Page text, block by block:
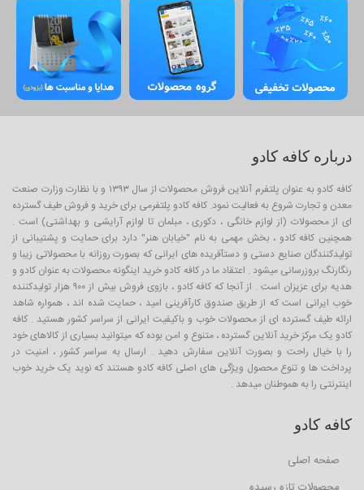
درباره کافه کادو
کافه کادو به عنوان پلتفرم آنلاین فروش محصولات از سال ۱۳۹۳ و با نظارت وزارت صنعت
معدن و تجارت شروع به فعالیت نمود. کافه کادو پلتفرمی برای خرید و فروش طیف گسترده
ای از محصولات (از لوازم خانگی ، دکوری ، مبلمان تا لوازم آرایشی و بهداشتی) است .
همچنین کافه کادو ، بخش مهمی به نام "خیابان هنر" دارد برای حمایت و پشتیبانی از
تولیدکنندگان صنایع دستی و دستآفریده های ایرانی که بصورت روزانه با محصولاتی زیبا و
رنگارنگ بروزرسانی میشود . اعتقاد ما در کافه کادو خرید اینگونه محصولات به عنوان کادو و
هدیه برای عزیزان است . از آنجا که کافه کادو ، بازوی فروش بیش از ۹۰۰ هزار تولیدکننده
خوب ایرانی است که از طریق صندوق کارآفرینی امید ، حمایت شده اند ، همواره شاهد
ارائه طیف گسترده ای از محصولات خوب و باکیفیت ایرانی از سراسر کشور هستید . کافه
کادو یک مرکز خرید آنلاین گسترده ، متنوع و امن بوده که میتوانید بسیاری از کالاهای خود
را با خیال راحت و بصورت آنلاین سفارش دهید . ارسال به سراسر کشور ، امنیت در
پرداخت ها و تنوع محصول ویژگی های اصلی کافه کادو هستند که نوید یک خرید خوب
اینترنتی را به هموطنان میدهد .
کافه کادو
صفحه اصلی